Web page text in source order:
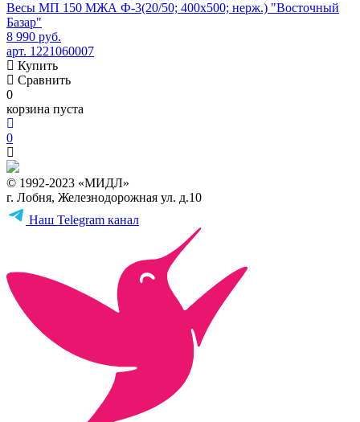
Весы МП 150 МЖА Ф-3(20/50; 400х500; нерж.) "Восточный
Базар"
8 990 руб.
арт. 1221060007
Купить
Сравнить
0
корзина пуста
0
© 1992-2023 «МИДЛ»
г. Лобня, Железнодорожная ул. д.10
Наш Telegram канал